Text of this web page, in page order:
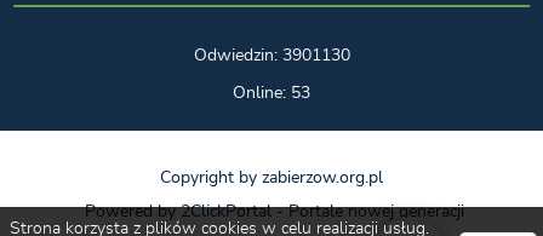
Odwiedzin: 3901130
Online: 53
Copyright by zabierzow.org.pl
Powered by2ClickPortal- Portale nowej generacji
Strona korzysta z plików cookies w celu realizacji usług.